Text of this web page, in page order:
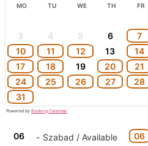
MO TU WE TH FR
3
4 5 6 7
10
11 12 13 14
17
18 19 20 21
24
25 26 27 28
31
Powered by Booking Calendar
06 - Szabad / Available 06